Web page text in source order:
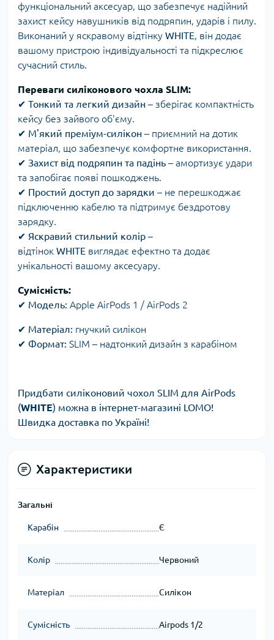
функціональний аксесуар, що забезпечує надійний
захист кейсу навушників від подряпин, ударів і пилу.
Виконаний у яскравому відтінку WHITE, він додає
вашому пристрою індивідуальності та підкреслює
сучасний стиль.
Переваги силіконового чохла SLIM:
✔ Тонкий та легкий дизайн – зберігає компактність
кейсу без зайвого об'єму.
✔ М'який преміум-силікон – приємний на дотик
матеріал, що забезпечує комфортне використання.
✔ Захист від подряпин та падінь – амортизує удари
та запобігає появі пошкоджень.
✔ Простий доступ до зарядки – не перешкоджає
підключенню кабелю та підтримує бездротову
зарядку.
✔ Яскравий стильний колір –
відтінок WHITE виглядає ефектно та додає
унікальності вашому аксесуару.
Сумісність:
✔ Модель: Apple AirPods 1 / AirPods 2
✔ Матеріал: гнучкий силікон
✔ Формат: SLIM – надтонкий дизайн з карабіном
Придбати силіконовий чохол SLIM для AirPods
(WHITE) можна в інтернет-магазині LOMO!
Швидка доставка по Україні!
Характеристики
Загальні
Карабін Є
Колір Червоний
Матеріал Силікон
Сумісність Airpods 1/2